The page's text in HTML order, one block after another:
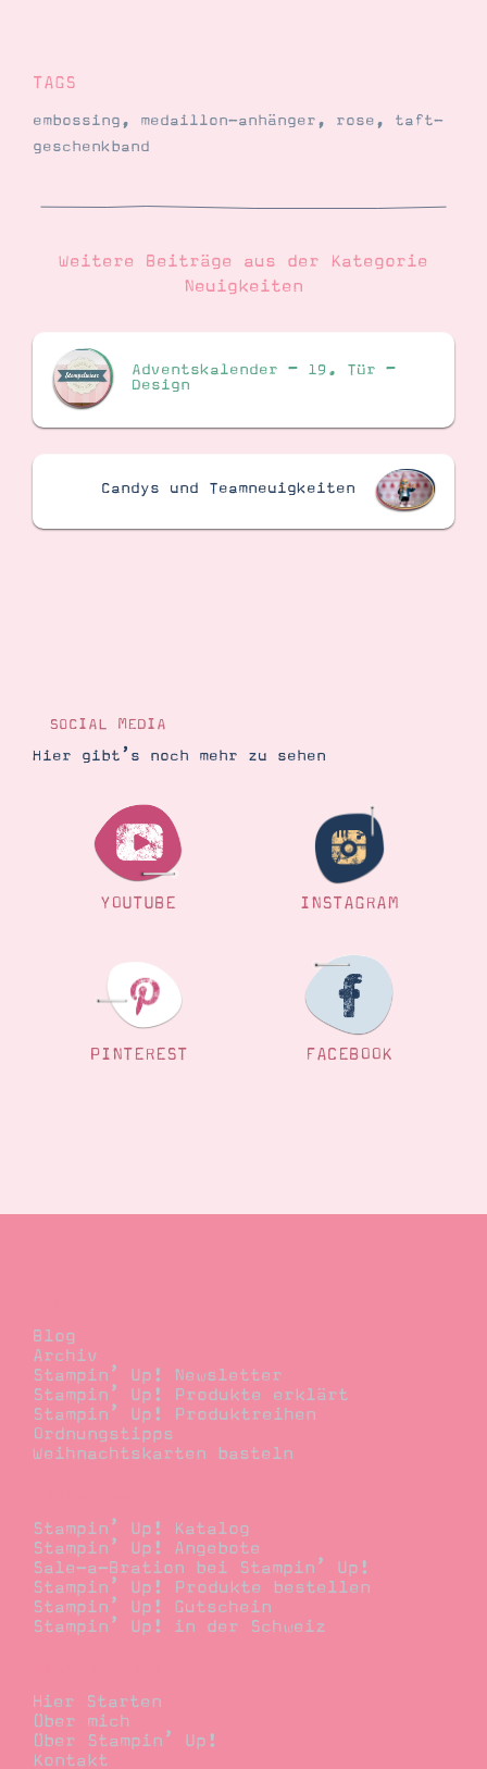
TAGS
embossing, medaillon-anhänger, rose, taft-
geschenkband
Weitere Beiträge aus der Kategorie
Neuigkeiten
Adventskalender – 19. Tür –
Design
Candys und Teamneuigkeiten
SOCIAL MEDIA
Hier gibt’s noch mehr zu sehen
YOUTUBE INSTAGRAM
PINTEREST FACEBOOK
Blog
Archiv
Stampin’ Up! Newsletter
Stampin’ Up! Produkte erklärt
Stampin’ Up! Produktreihen
Ordnungstipps
Weihnachtskarten basteln
Stampin’ Up! Katalog
Stampin’ Up! Angebote
Sale-a-Bration bei Stampin’ Up!
Stampin’ Up! Produkte bestellen
Stampin’ Up! Gutschein
Stampin’ Up! in der Schweiz
Hier Starten
Über mich
Über Stampin’ Up!
Kontakt